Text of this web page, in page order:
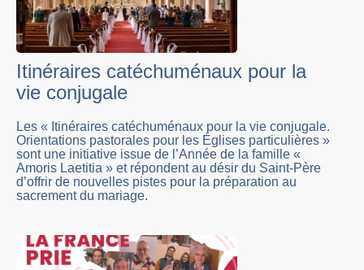
Itinéraires catéchuménaux pour la
vie conjugale
Les « Itinéraires catéchuménaux pour la vie conjugale.
Orientations pastorales pour les Églises particulières »
sont une initiative issue de l’Année de la famille «
Amoris Laetitia » et répondent au désir du Saint-Père
d’offrir de nouvelles pistes pour la préparation au
sacrement du mariage.